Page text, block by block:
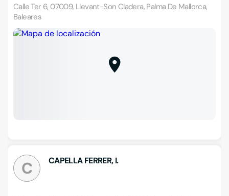
Calle Ter 6, 07009, Llevant-Son Cladera, Palma De Mallorca,
Baleares
C CAPELLA FERRER, I.